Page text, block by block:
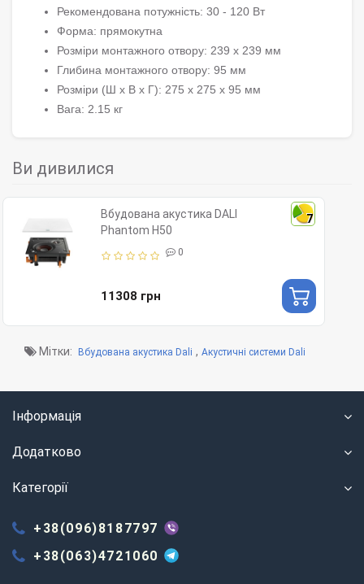
Рекомендована потужність: 30 - 120 Вт
Форма: прямокутна
Розміри монтажного отвору: 239 х 239 мм
Глибина монтажного отвору: 95 мм
Розміри (Ш x В x Г): 275 x 275 х 95 мм
Вага: 2.15 кг
Ви дивилися
7
Вбудована акустика DALI
Phantom H50
0
11308 грн
Мітки: Вбудована акустика Dali , Акустичні системи Dali
Інформація
Додатково
Категорії
+38(096)8187797
+38(063)4721060